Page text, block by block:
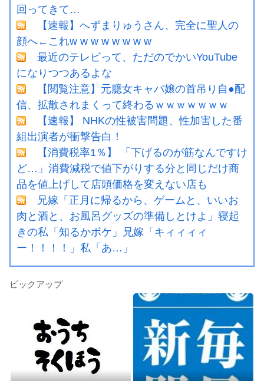
回ってきて…
【速報】へずまりゅうさん、完全に聖人の
顔へ←これw w w w w w w w
最近のテレビって、ただのでかいYouTube
になりつつあるよな
【閲覧注意】元臆女キャバ嬢の首吊り自●配
信、拡散されまくって終わるｗｗｗｗｗｗｗ
【速報】 NHKの性被害問題、性加害した番
組出演者が衝撃告白！
【消費税率1％】 「下げるのが筋なんですけ
ど…」消費減税で値下がりする分と同じだけ商
品を値上げして店頭価格を変えない店も
兄嫁「正月に帰るから、ゲームと、いいお
肉と酒と、お風呂グッズの準備しとけよ」寝起
きの私「知るかボケ」兄嫁「キィィィィ
ー！！！！」私「あ…」
ピックアップ